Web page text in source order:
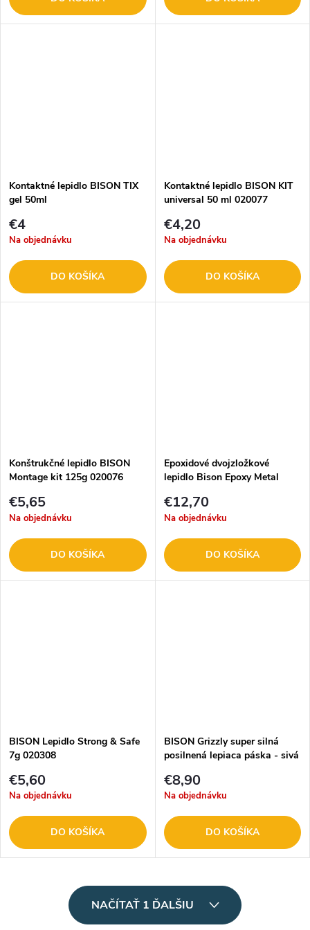
Kontaktné lepidlo BISON TIX
gel 50ml
€4
Na objednávku
DO KOŠÍKA
Kontaktné lepidlo BISON KIT
universal 50 ml 020077
€4,20
Na objednávku
DO KOŠÍKA
Konštrukčné lepidlo BISON
Montage kit 125g 020076
€5,65
Na objednávku
DO KOŠÍKA
Epoxidové dvojzložkové
lepidlo Bison Epoxy Metal
€12,70
Na objednávku
DO KOŠÍKA
BISON Lepidlo Strong & Safe
7g 020308
€5,60
Na objednávku
DO KOŠÍKA
BISON Grizzly super silná
posilnená lepiaca páska - sivá
€8,90
Na objednávku
DO KOŠÍKA
NAČÍTAŤ 1 ĎALŠIU